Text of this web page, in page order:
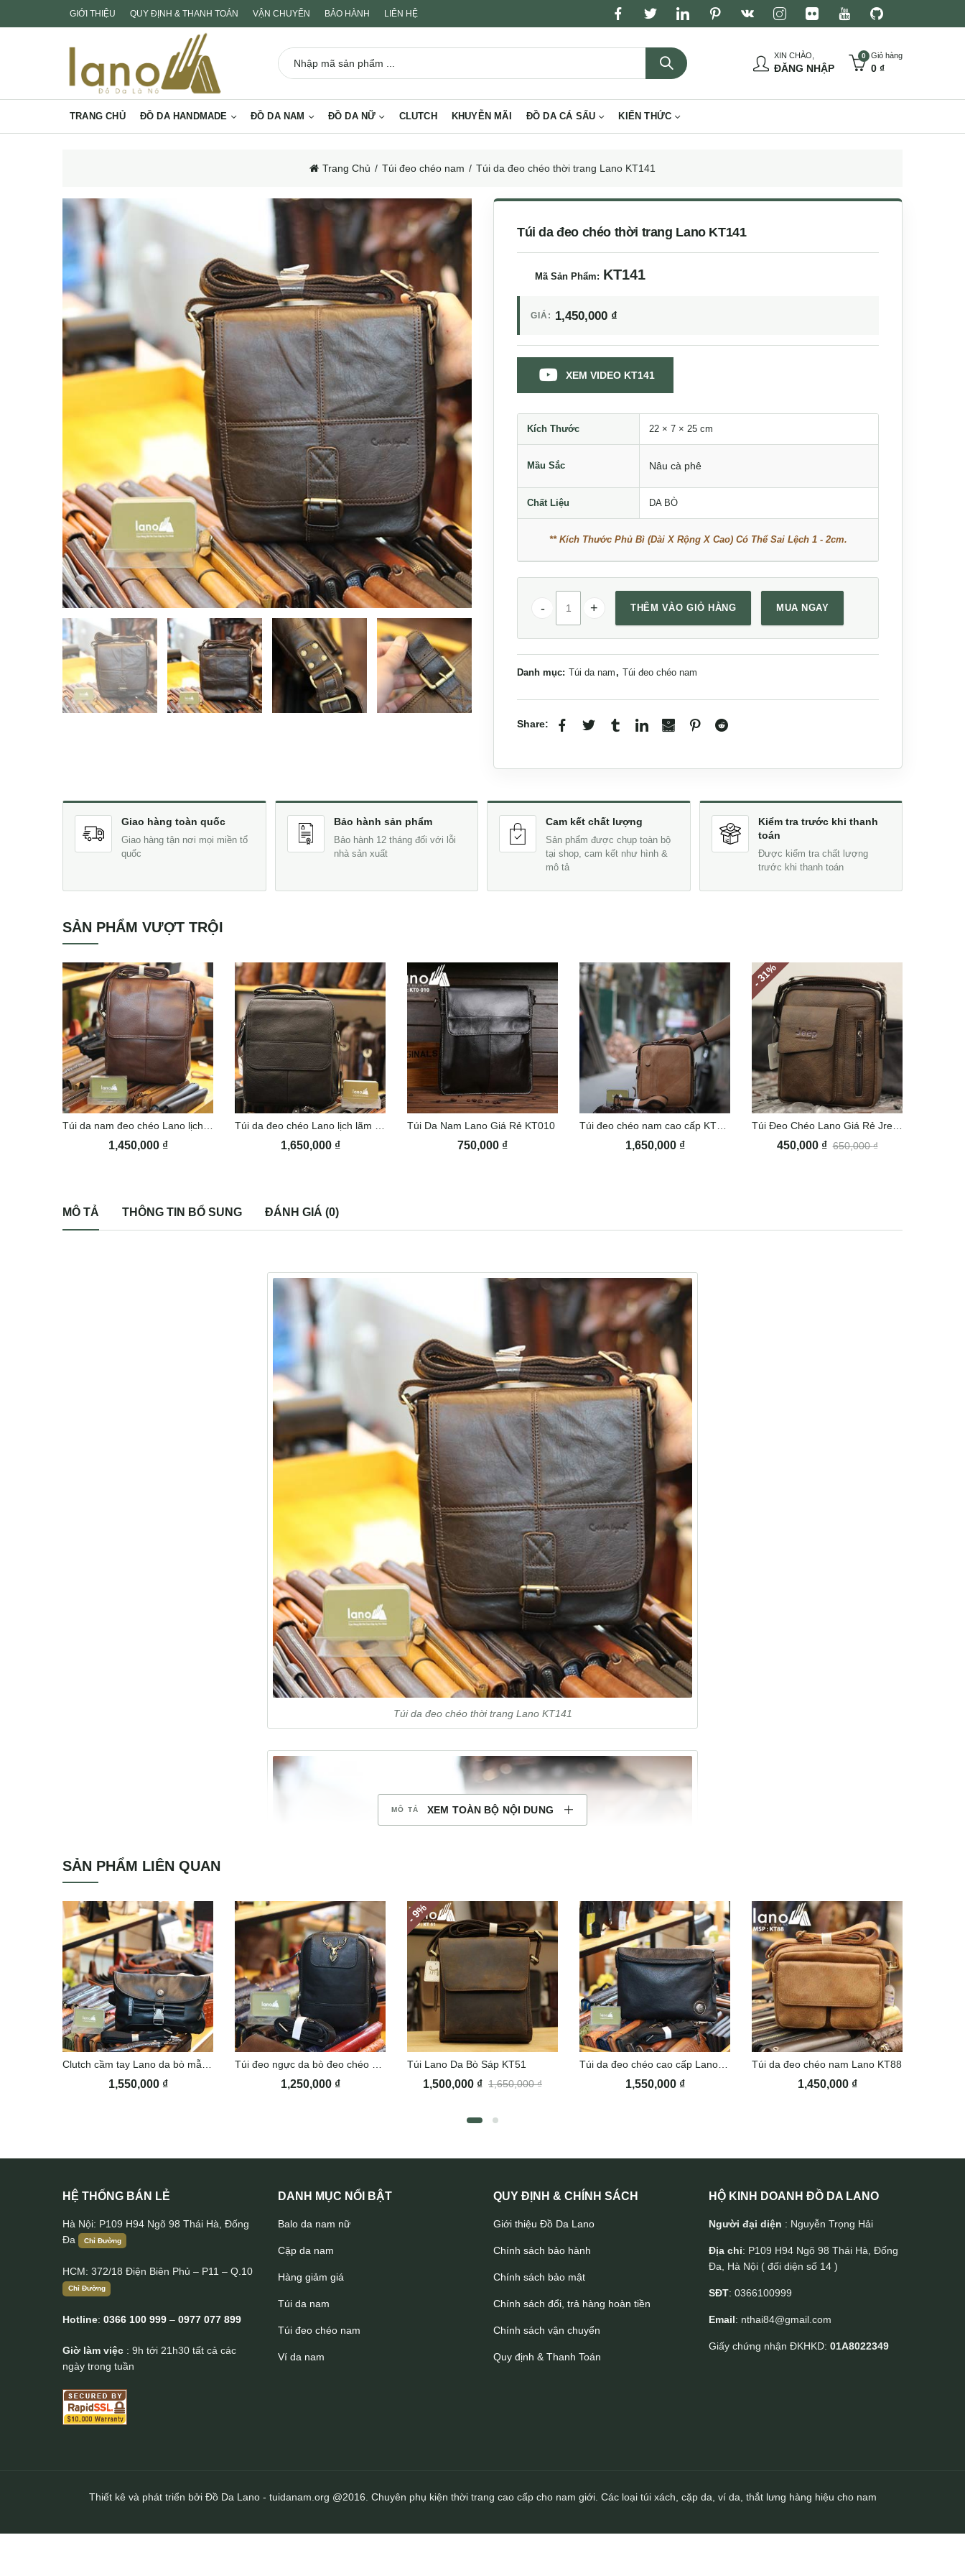
GIỚI THIỆU QUY ĐỊNH & THANH TOÁN VẬN CHUYỂN BẢO HÀNH LIÊN HỆ
XIN CHÀO,
ĐĂNG NHẬP
0 Giỏ hàng
0 ₫
TRANG CHỦ ĐỒ DA HANDMADE ĐỒ DA NAM ĐỒ DA NỮ CLUTCH KHUYỄN MÃI ĐỒ DA CÁ SẤU KIẾN THỨC
Trang Chủ Túi đeo chéo nam Túi da đeo chéo thời trang Lano KT141
Túi da đeo chéo thời trang Lano KT141
Mã Sản Phẩm: KT141
GIÁ: 1,450,000 ₫
XEM VIDEO KT141
Kích Thước 22 × 7 × 25 cm
Mầu Sắc Nâu cà phê
Chất Liệu DA BÒ
** Kích Thước Phủ Bì (Dài X Rộng X Cao) Có Thể Sai Lệch 1 - 2cm.
Túi da đeo chéo thời trang Lano KT141 số lượng
THÊM VÀO GIỎ HÀNG MUA NGAY
Danh mục: Túi da nam , Túi đeo chéo nam
Share:
Giao hàng toàn quốc
Giao hàng tận nơi mọi miền tổ
quốc
Bảo hành sản phẩm
Bảo hành 12 tháng đối với lỗi
nhà sản xuất
Cam kết chất lượng
Sản phẩm được chụp toàn bộ
tại shop, cam kết như hình &
mô tả
Kiểm tra trước khi thanh
toán
Được kiểm tra chất lượng
trước khi thanh toán
SẢN PHẨM VƯỢT TRỘI
1,450,000 ₫ 1,650,000 ₫
Túi Da Nam Lano Giá Rẻ KT010
750,000 ₫ 1,650,000 ₫
- 31
%
650,000₫
450,000 ₫
MÔ TẢ THÔNG TIN BỔ SUNG ĐÁNH GIÁ (0)
Túi da đeo chéo thời trang Lano KT141
Túi da đeo chéo thời trang Lano KT141
XEM TOÀN BỘ NỘI DUNG
SẢN PHẨM LIÊN QUAN
1,550,000 ₫ 1,250,000 ₫
- 9
%
Túi Lano Da Bò Sáp KT51
1,650,000₫
1,500,000 ₫ 1,550,000 ₫
Túi da đeo chéo nam Lano KT88
1,450,000 ₫
HỆ THỐNG BÁN LẺ
Hà Nội: P109 H94 Ngõ 98 Thái Hà, Đống
Đa
Chỉ Đường
HCM: 372/18 Điện Biên Phủ – P11 – Q.10
Chỉ Đường
Hotline: 0366 100 999 – 0977 077 899
Giờ làm việc : 9h tới 21h30 tất cả các
ngày trong tuần
DANH MỤC NỔI BẬT
Balo da nam nữ
Cặp da nam
Hàng giảm giá
Túi da nam
Túi đeo chéo nam
Ví da nam
QUY ĐỊNH & CHÍNH SÁCH
Giới thiệu Đồ Da Lano
Chính sách bảo hành
Chính sách bảo mật
Chính sách đổi, trả hàng hoàn tiền
Chính sách vận chuyển
Quy định & Thanh Toán
HỘ KINH DOANH ĐỒ DA LANO
Người đại diện : Nguyễn Trọng Hải
Địa chỉ: P109 H94 Ngõ 98 Thái Hà, Đống
Đa, Hà Nội ( đối diện số 14 )
SĐT: 0366100999
Email: nthai84@gmail.com
Giấy chứng nhận ĐKHKD: 01A8022349
Thiết kê và phát triển bởi Đồ Da Lano - tuidanam.org @2016. Chuyên phụ kiện thời trang cao cấp cho nam giới. Các loại túi xách, cặp da, ví da, thắt lưng hàng hiệu cho nam